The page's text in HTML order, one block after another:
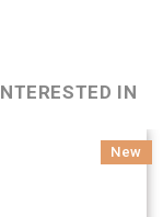
IN
New